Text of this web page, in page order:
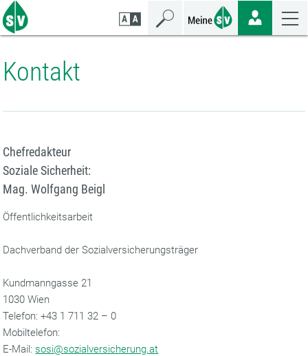
Zum
Seiteninhalt
springen
Zur
Navigation
springen
Zur
Mobilen
Navigation
springen
Kontakt
Chefredakteur
Soziale Sicherheit:
Mag. Wolfgang Beigl
Öffentlichkeitsarbeit
Dachverband der Sozialversicherungsträger
Kundmanngasse 21
1030 Wien
‌Telefon: +43 1 711 32 – 0
Mobiltelefon:
‌E-Mail: sosi@sozialversicherung.at